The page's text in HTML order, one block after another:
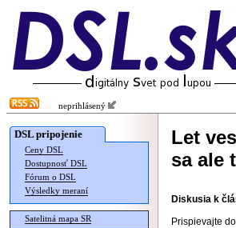
neprihlásený
DSL pripojenie
Ceny DSL
Dostupnosť DSL
Fórum o DSL
Výsledky meraní
Satelitná mapa SR
Let
sa ale
Diskusia k
Prispievajte